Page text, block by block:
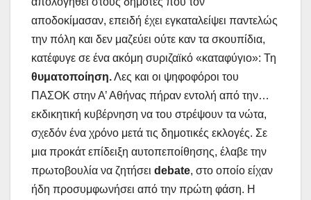
αποδοκίμασαν, επειδή έχει εγκαταλείψει παντελώς
την πόλη και δεν μαζεύει ούτε καν τα σκουπίδια,
κατέφυγε σε ένα ακόμη συριζαϊκό «καταφύγιο»: Τη
θυματοποίηση.Λες και οι ψηφοφόροι του
ΠΑΣΟΚ στην Α’ Αθήνας πήραν εντολή από την…
εκδικητική κυβέρνηση να του στρέψουν τα νώτα,
σχεδόν ένα χρόνο μετά τις δημοτικές εκλογές. Σε
μια προκάτ επίδειξη αυτοπεποίθησης, έλαβε την
πρωτοβουλία να ζητήσει debate, στο οποίο είχαν
ήδη προσυμφωνήσει από την πρώτη φάση. Η